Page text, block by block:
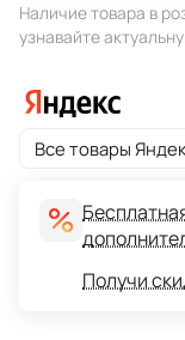
Наличие товара в
узнавайте
Все товары
Получи